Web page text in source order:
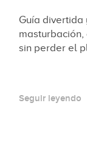
Guía divertida
sin perder el
Seguir leyendo